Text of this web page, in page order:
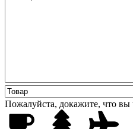
Пожалуйста, докажите, что вы